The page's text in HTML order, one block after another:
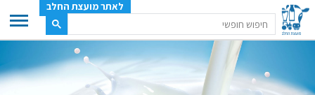
ענף החלב
לאתר מועצת החלב